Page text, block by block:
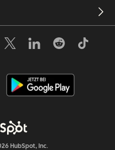
HubSpot, Inc.